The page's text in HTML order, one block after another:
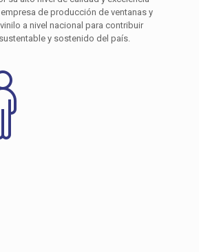
de producción de ventanas y
a nivel nacional para contribuir
y sostenido del país.